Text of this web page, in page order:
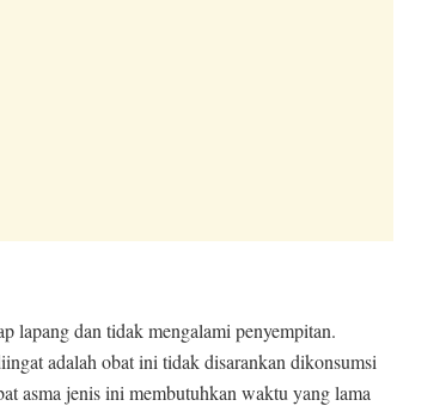
lapang dan tidak mengalami penyempitan.
adalah obat ini tidak disarankan dikonsumsi
asma jenis ini membutuhkan waktu yang lama